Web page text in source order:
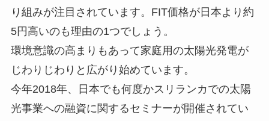
り組みが注目されています。FIT価格が日本より約
5円高いのも理由の1つでしょう。
環境意識の高まりもあって家庭用の太陽光発電が
じわりじわりと広がり始めています。
今年2018年、日本でも何度かスリランカでの太陽
光事業への融資に関するセミナーが開催されてい